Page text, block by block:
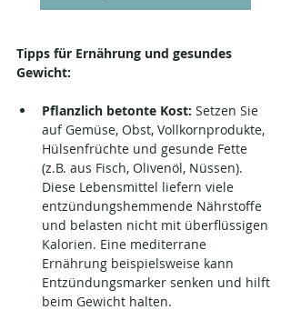
Tipps für Ernährung und gesundes
Gewicht:
Pflanzlich betonte Kost: Setzen Sie
auf Gemüse, Obst, Vollkornprodukte,
Hülsenfrüchte und gesunde Fette
(z.B. aus Fisch, Olivenöl, Nüssen).
Diese Lebensmittel liefern viele
entzündungshemmende Nährstoffe
und belasten nicht mit überflüssigen
Kalorien. Eine mediterrane
Ernährung beispielsweise kann
Entzündungsmarker senken und hilft
beim Gewicht halten.